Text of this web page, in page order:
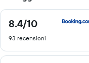
8.4/10
8.4
10
93 recensioni